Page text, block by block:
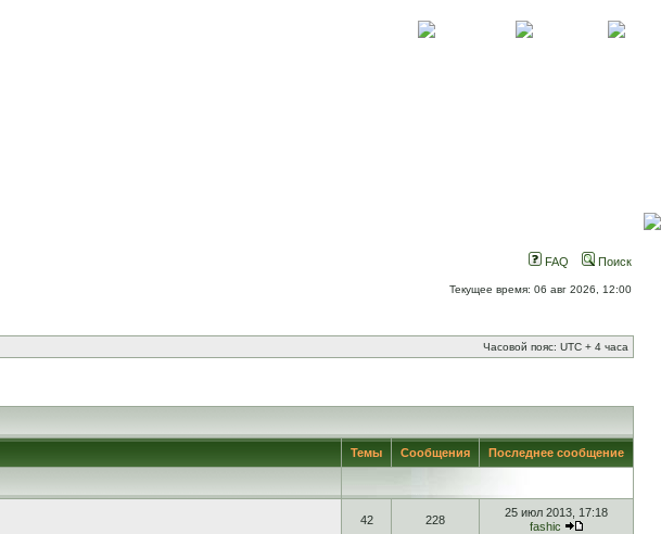
FAQ Поиск
Текущее время: 06 авг 2026, 12:00
Часовой пояс: UTC + 4 часа
Темы Сообщения Последнее сообщение
42 228
25 июл 2013, 17:18
fashic